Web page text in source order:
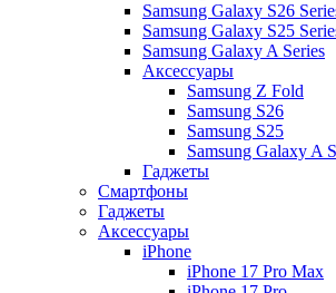
Samsung Galaxy S26
Samsung Galaxy S25
Samsung Galaxy A Series
Аксессуары
Samsung Z Fold
Samsung S26
Samsung S25
Samsung Galaxy A
Гаджеты
Смартфоны
Гаджеты
Аксессуары
iPhone
iPhone 17 Pro Max